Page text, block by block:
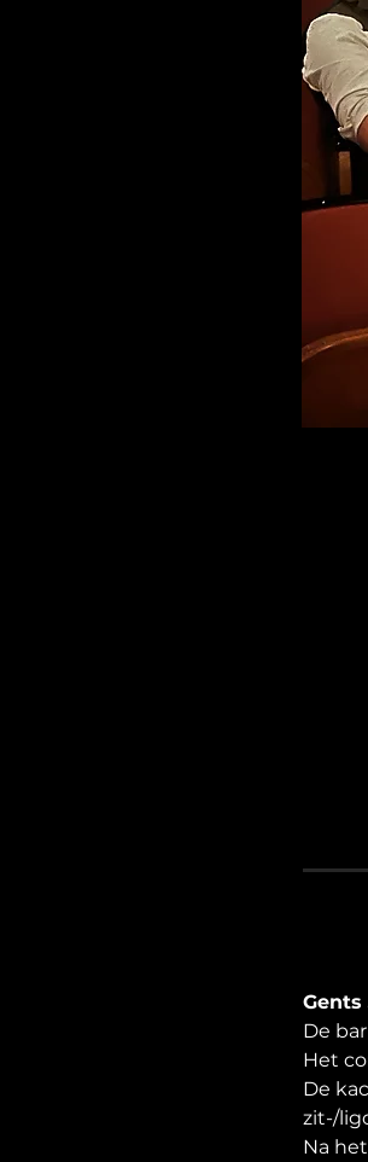
De
Het
De
zit-/
Na